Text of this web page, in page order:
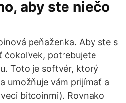
aby ste niečo
peňaženka. Aby ste s
čokoľvek, potrebujete
Toto je softvér, ktorý
umožňuje vám prijímať a
bitcoinmi). Rovnako